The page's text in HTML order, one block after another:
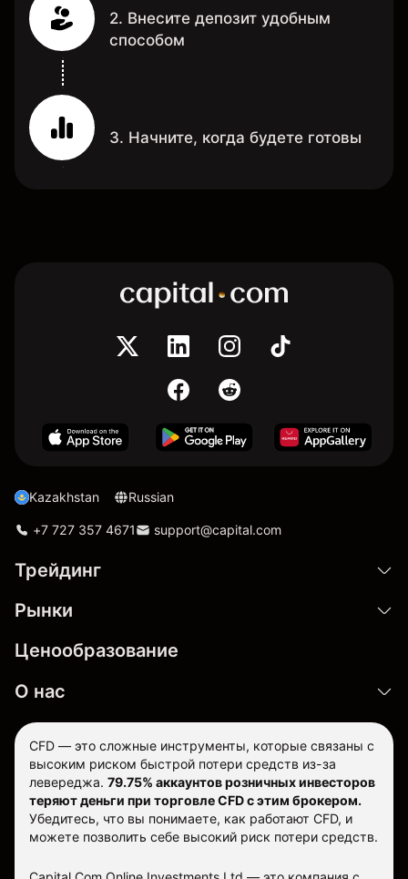
2. Внесите депозит удобным
способом
3. Начните, когда будете готовы
Kazakhstan Russian
+7 727 357 4671 support@capital.com
Трейдинг
Рынки
Ценообразование
О нас
CFD — это сложные инструменты, которые связаны с
высоким риском быстрой потери средств из-за
левереджа. 79.75% аккаунтов розничных инвесторов
теряют деньги при торговле CFD с этим брокером.
Убедитесь, что вы понимаете, как работают CFD, и
можете позволить себе высокий риск потери средств.